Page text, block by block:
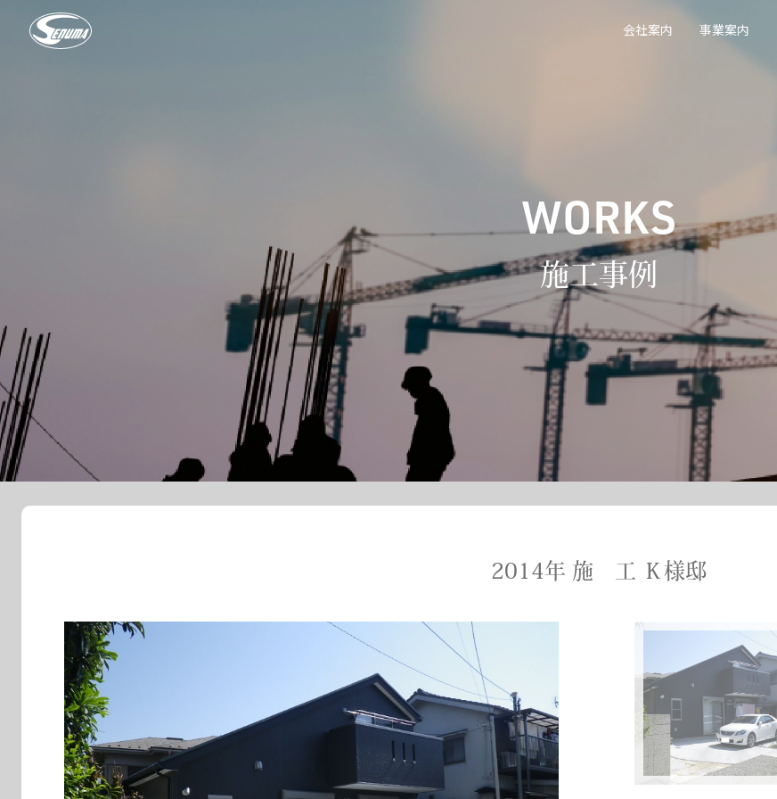
会社案内 事業案内
WORKS
施工事例
2014年 施 工 Ｋ様邸